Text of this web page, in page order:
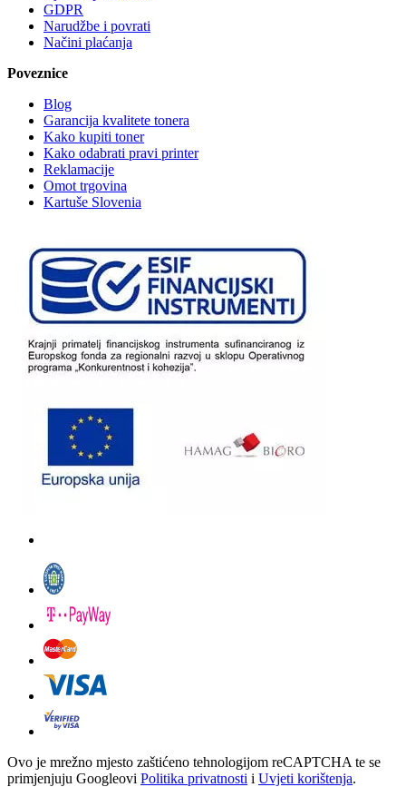
GDPR
Narudžbe i povrati
Načini plaćanja
Poveznice
Blog
Garancija kvalitete tonera
Kako kupiti toner
Kako odabrati pravi printer
Reklamacije
Omot trgovina
Kartuše Slovenia
Ovo je mrežno mjesto zaštićeno tehnologijom reCAPTCHA te se
primjenjuju Googleovi Politika privatnosti i Uvjeti korištenja.